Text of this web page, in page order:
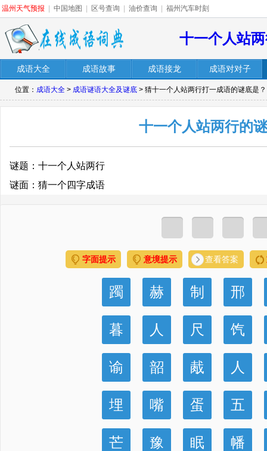
温州天气预报 中国地图 区号查询 油价查询 福州汽车时刻
十一个人站
成语大全 成语故事 成语接龙 成语对对子
位置： 成语大全 > 成语谜语大全及谜底 > 猜十一个人站两行打一成语的谜底是？
十一个人站两行的
谜题：十一个人站两行
谜面：猜一个四字成语
字面提示 意境提示 查看答案
躅 赫 制 邢
暮 人 尺 饩
谕 韶 胾 人
埋 嘴 蛋 五
芒 豫 眠 幡